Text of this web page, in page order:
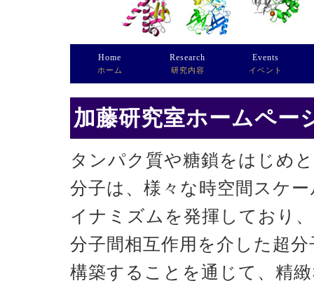
Home
ホーム
Research
研究内容
Events
イベント
加藤研究室ホームペー
タンパク質や糖鎖をはじめ
分子は、様々な時空間スケ
イナミズムを発揮しており
分子間相互作用を介した超
構築することを通じて、精